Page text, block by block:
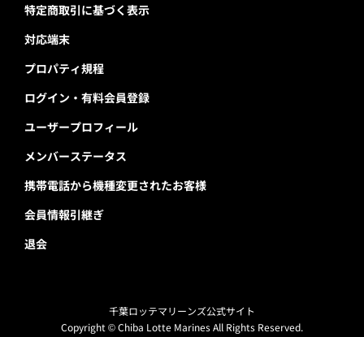
特定商取引に基づく表示
対応端末
プロパティ規程
ログイン・有料会員登録
ユーザープロフィール
メンバーステータス
携帯電話から機種変更されたお客様
会員情報引継ぎ
退会
千葉ロッテマリーンズ公式サイト
Copyright © Chiba Lotte Marines All Rights Reserved.